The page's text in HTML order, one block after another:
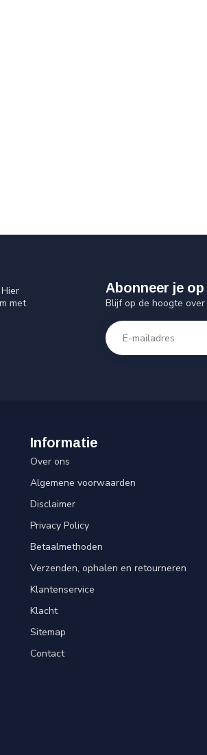
met
Abonneer je
Blijf op de hoogte
Informatie
Over ons
Algemene voorwaarden
Disclaimer
Privacy Policy
Betaalmethoden
Verzenden, ophalen en retourneren
Klantenservice
Klacht
Sitemap
Contact